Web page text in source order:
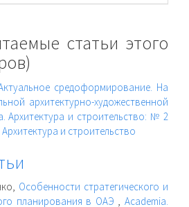
статьи этого
средоформирование. На
архитектурно-художественной
Архитектура и строительство: № 2
Архитектура и строительство
Особенности стратегического и
планирования в ОАЭ ,Academia.